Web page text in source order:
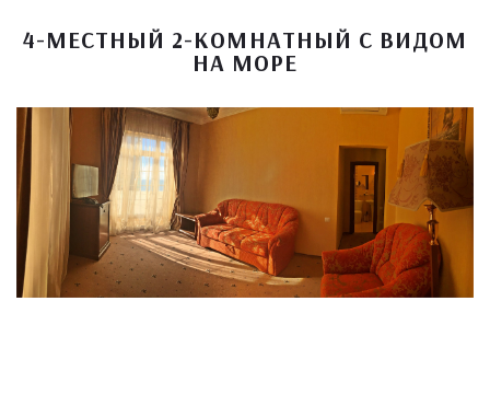
4-МЕСТНЫЙ 2-КОМНАТНЫЙ С ВИДОМ
НА МОРЕ